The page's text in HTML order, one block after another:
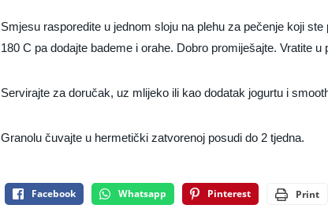
Smjesu rasporedite u jednom sloju na plehu za pečenje koji
180 C pa dodajte bademe i orahe. Dobro promiješajte. Vratite
Servirajte za doručak, uz mlijeko ili kao dodatak jogurtu i
Granolu čuvajte u hermetički zatvorenoj posudi do 2 tjedna.
Facebook Whatsapp Pinterest Print